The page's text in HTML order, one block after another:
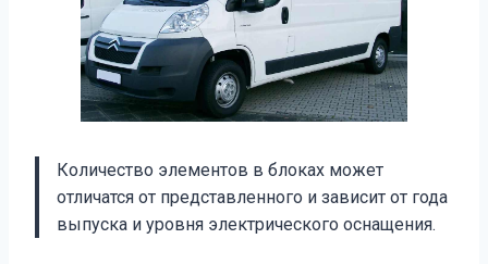
Количество элементов в блоках может
отличатся от представленного и зависит от года
выпуска и уровня электрического оснащения.